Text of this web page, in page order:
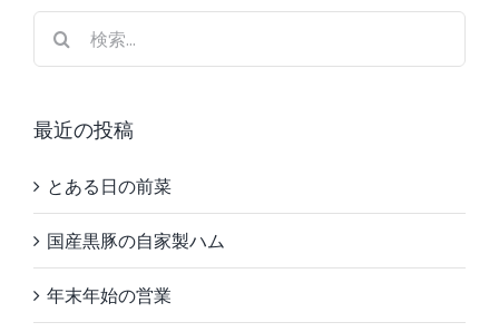
場
最近の投稿
とある日の前菜
国産黒豚の自家製ハム
年末年始の営業